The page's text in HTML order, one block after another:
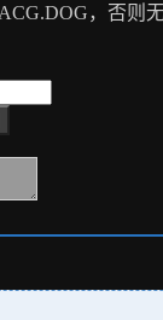
，否则